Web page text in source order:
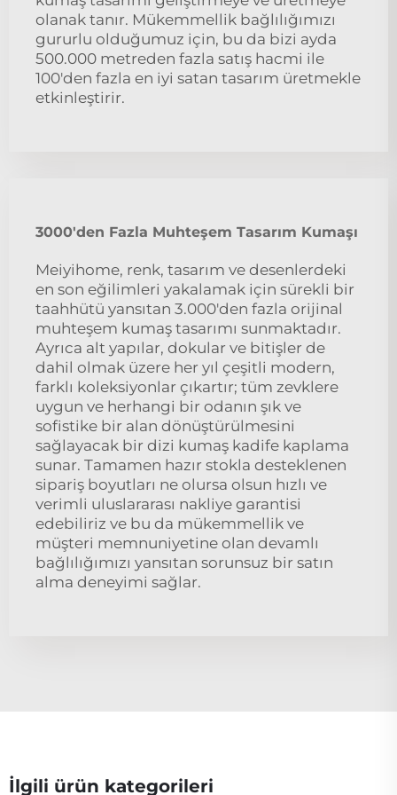
olanak tanır. Mükemmellik bağlılığımızı
gururlu olduğumuz için, bu da bizi ayda
500.000 metreden fazla satış hacmi ile
100'den fazla en iyi satan tasarım üretmekle
etkinleştirir.
3000'den Fazla Muhteşem Tasarım Kumaşı
Meiyihome, renk, tasarım ve desenlerdeki
en son eğilimleri yakalamak için sürekli bir
taahhütü yansıtan 3.000'den fazla orijinal
muhteşem kumaş tasarımı sunmaktadır.
Ayrıca alt yapılar, dokular ve bitişler de
dahil olmak üzere her yıl çeşitli modern,
farklı koleksiyonlar çıkartır; tüm zevklere
uygun ve herhangi bir odanın şık ve
sofistike bir alan dönüştürülmesini
sağlayacak bir dizi kumaş kadife kaplama
sunar. Tamamen hazır stokla desteklenen
sipariş boyutları ne olursa olsun hızlı ve
verimli uluslararası nakliye garantisi
edebiliriz ve bu da mükemmellik ve
müşteri memnuniyetine olan devamlı
bağlılığımızı yansıtan sorunsuz bir satın
alma deneyimi sağlar.
İlgili ürün kategorileri